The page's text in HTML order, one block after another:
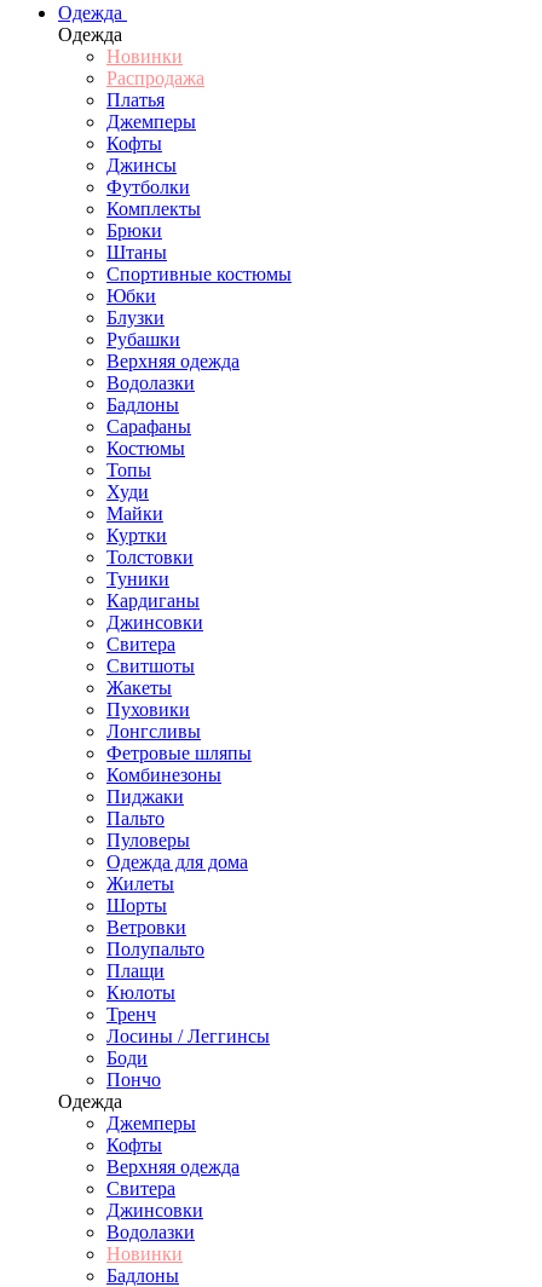
Одежда
Одежда
Новинки
Распродажа
Платья
Джемперы
Кофты
Джинсы
Футболки
Комплекты
Брюки
Штаны
Спортивные костюмы
Юбки
Блузки
Рубашки
Верхняя одежда
Водолазки
Бадлоны
Сарафаны
Костюмы
Топы
Худи
Майки
Куртки
Толстовки
Туники
Кардиганы
Джинсовки
Свитера
Свитшоты
Жакеты
Пуховики
Лонгсливы
Фетровые шляпы
Комбинезоны
Пиджаки
Пальто
Пуловеры
Одежда для дома
Жилеты
Шорты
Ветровки
Полупальто
Плащи
Кюлоты
Тренч
Лосины / Леггинсы
Боди
Пончо
Одежда
Джемперы
Кофты
Верхняя одежда
Свитера
Джинсовки
Водолазки
Новинки
Бадлоны